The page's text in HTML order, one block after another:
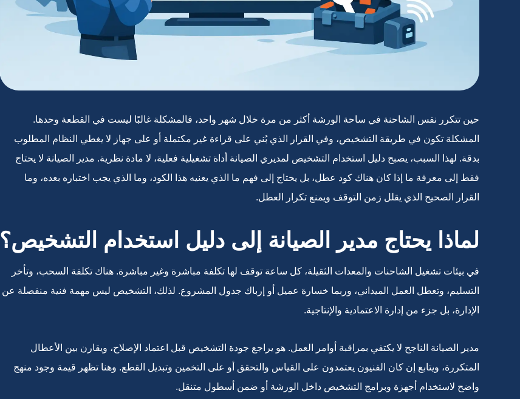
حين تتكرر نفس الشاحنة في ساحة الورشة أكثر من مرة خلال شهر واحد، فالمشكلة غالبًا ليست في القطعة وحدها.
المشكلة تكون في طريقة التشخيص، وفي القرار الذي بُني على قراءة غير مكتملة أو على جهاز لا يغطي النظام المطلوب
بدقة. لهذا السبب، يصبح دليل استخدام التشخيص لمديري الصيانة أداة تشغيلية فعلية، لا مادة نظرية. مدير الصيانة لا يحتاج
فقط إلى معرفة ما إذا كان هناك كود عطل، بل يحتاج إلى فهم ما الذي يعنيه هذا الكود، وما الذي يجب اختباره بعده، وما
القرار الصحيح الذي يقلل زمن التوقف ويمنع تكرار العطل.
لماذا يحتاج مدير الصيانة إلى دليل استخدام التشخيص؟
في بيئات تشغيل الشاحنات والمعدات الثقيلة، كل ساعة توقف لها تكلفة مباشرة وغير مباشرة. هناك تكلفة السحب، وتأخر
التسليم، وتعطل العمل الميداني، وربما خسارة عميل أو إرباك جدول المشروع. لذلك، التشخيص ليس مهمة فنية منفصلة عن
الإدارة، بل جزء من إدارة الاعتمادية والإنتاجية.
مدير الصيانة الناجح لا يكتفي بمراقبة أوامر العمل. هو يراجع جودة التشخيص قبل اعتماد الإصلاح، ويقارن بين الأعطال
المتكررة، ويتابع إن كان الفنيون يعتمدون على القياس والتحقق أو على التخمين وتبديل القطع. وهنا تظهر قيمة وجود منهج
واضح لاستخدام أجهزة وبرامج التشخيص داخل الورشة أو ضمن أسطول متنقل.